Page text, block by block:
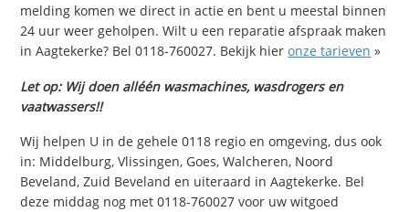
melding komen we direct in actie en bent u meestal binnen
24 uur weer geholpen. Wilt u een reparatie afspraak maken
in Aagtekerke? Bel 0118-760027. Bekijk hieronze tarieven »
Let op: Wij doen alléén wasmachines, wasdrogers en
vaatwassers!!
Wij helpen U in de gehele 0118 regio en omgeving, dus ook
in: Middelburg, Vlissingen, Goes, Walcheren, Noord
Beveland, Zuid Beveland en uiteraard in Aagtekerke. Bel
deze middag nog met 0118-760027 voor uw witgoed